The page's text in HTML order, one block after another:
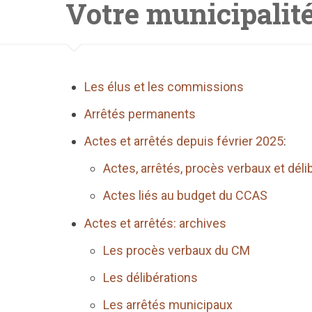
Votre
Les élus et les commissions
Arrêtés permanents
Actes et arrêtés depuis février 2025:
Actes, arrêtés, procès verbaux et
Actes liés au budget du CCAS
Actes et arrêtés: archives
Les procès verbaux du CM
Les délibérations
Les arrêtés municipaux